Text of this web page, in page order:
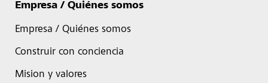
Empresa / Quiénes somos
Empresa / Quiénes somos
Construir con conciencia
Mision y valores